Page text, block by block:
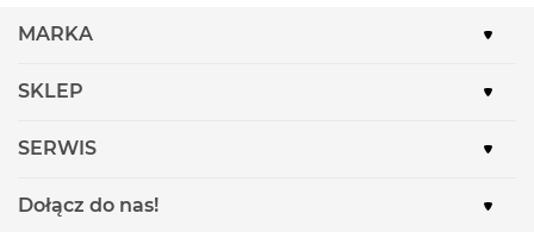
MARKA
SKLEP
SERWIS
Dołącz do nas!